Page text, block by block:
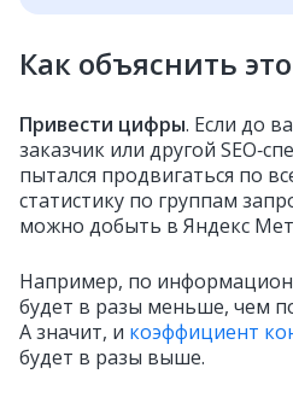
Как объяснить
Привести цифры. Если до
заказчик или другой
пытался продвигаться по
статистику по группам
можно добыть в Яндекс
Например, по
будет в разы меньше, чем
А значит, и коэффициент
будет в разы выше.